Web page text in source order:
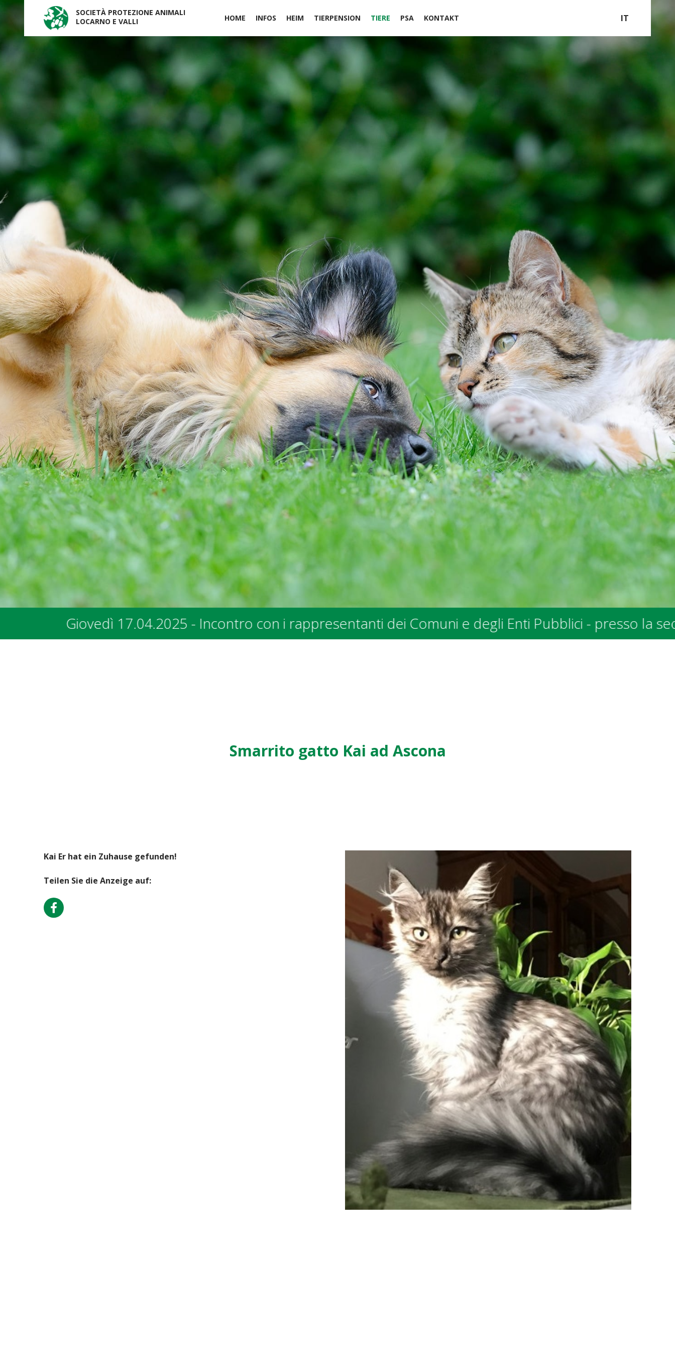
SOCIETÀ PROTEZIONE ANIMALI
LOCARNO E VALLI
HOME INFOS HEIM TIERPENSION TIERE PSA KONTAKT IT
- Incontro con i rappresentanti dei Comuni e degli Enti Pubblici - presso la sede SPALV in Via allo
Smarrito gatto Kai ad Ascona
Kai Er hat ein Zuhause gefunden!
Teilen Sie die Anzeige auf: